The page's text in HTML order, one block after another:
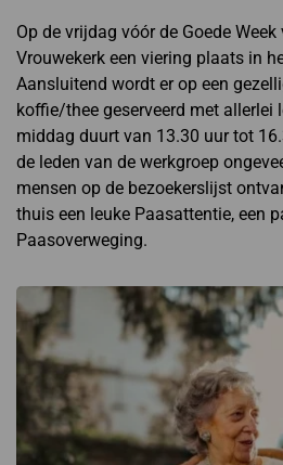
Op de vrijdag vóór de Goede
Vrouwekerk een viering plaats in
Aansluitend wordt er op een
koffie/thee geserveerd met allerlei
middag duurt van 13.30 uur tot
de leden van de werkgroep
mensen op de bezoekerslijst
thuis een leuke Paasattentie, een
Paasoverweging.